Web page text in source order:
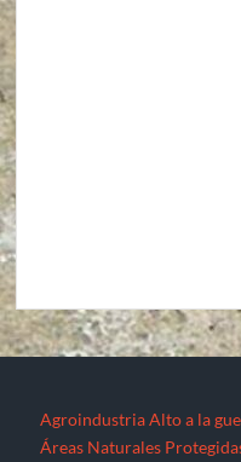
Agroindustria Alto a la
Áreas Naturales